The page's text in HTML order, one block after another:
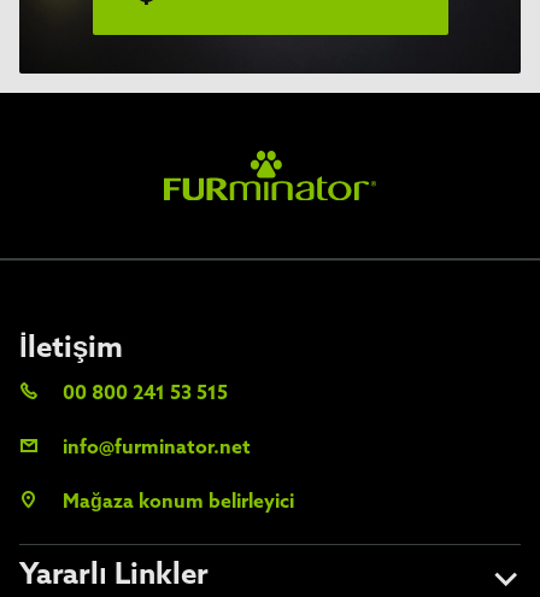
Yararlı Linkler
İletişim
00 800 241 53 515
info@furminator.net
Mağaza konum belirleyici